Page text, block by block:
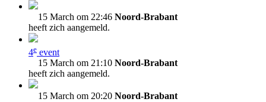
15 March om 22:46 Noord-Brabant
heeft zich aangemeld.
4e event
15 March om 21:10 Noord-Brabant
heeft zich aangemeld.
15 March om 20:20 Noord-Brabant